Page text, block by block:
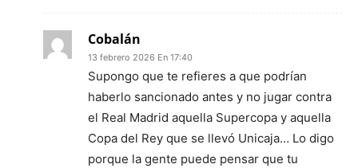
Cobalán
13 febrero 2026 En 17:40
Supongo que te refieres a que podrían
haberlo sancionado antes y no jugar contra
el Real Madrid aquella Supercopa y aquella
Copa del Rey que se llevó Unicaja… Lo digo
porque la gente puede pensar que tu